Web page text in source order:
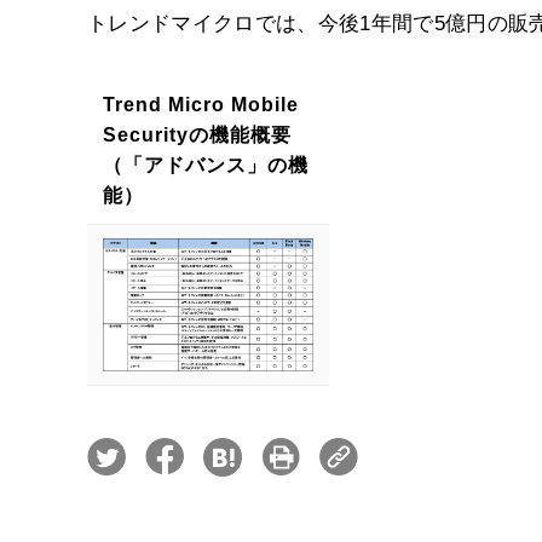
トレンドマイクロでは、今後1年間で5億円の販
Trend Micro Mobile
Securityの機能概要
（「アドバンス」の機
能）